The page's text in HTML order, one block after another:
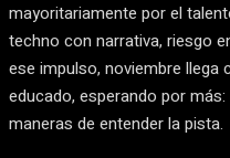
mayoritariamente por el
techno con narrativa, riesgo
ese impulso, noviembre
educado, esperando por
maneras de entender la pista.